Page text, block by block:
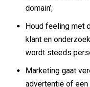
domain’;
Houd feeling met
klant en
wordt steeds
Marketing gaat
advertentie of